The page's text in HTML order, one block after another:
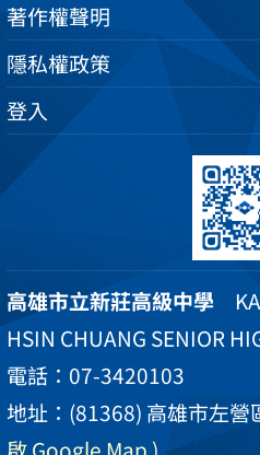
著作權聲明
隱私權政策
登入
高雄市立新莊高級中學
HSIN CHUANG SENIOR
電話：07-3420103
地址：(81368) 高雄市左營